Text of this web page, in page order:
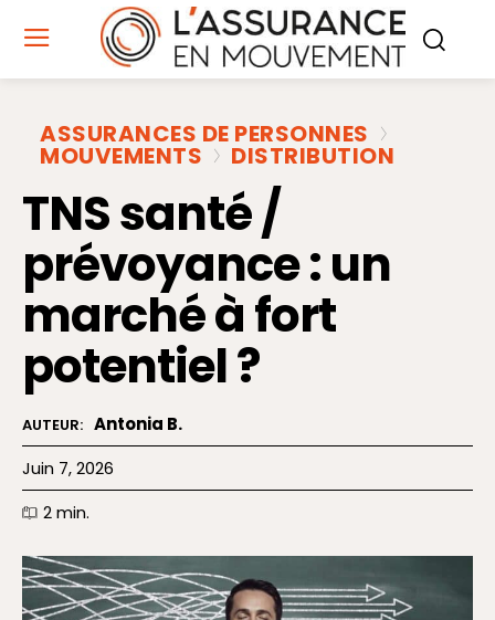
ASSURANCES DE PERSONNES
MOUVEMENTS DISTRIBUTION
TNS santé /
prévoyance : un
marché à fort
potentiel ?
AUTEUR: Antonia B.
Juin 7, 2026
2min.